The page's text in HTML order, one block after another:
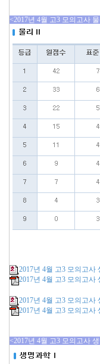
<2017년 4월 고3 모의고사
2017년 4월 고3 모의고사
2017년 4월 고3 모의고사
2017년 4월 고3 모의고사
2017년 4월 고3 모의고사
<2017년 4월 고3 모의고사